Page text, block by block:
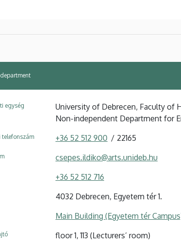
egység
University of Debrecen, Faculty of
Non-independent Department for
telefonszám +36 52 512 900 22165
csepes.ildiko@arts.unideb.hu
+36 52 512 716
4032 Debrecen, Egyetem tér 1.
Main Building (Egyetem tér
floor 1, 113 (Lecturers’ room)